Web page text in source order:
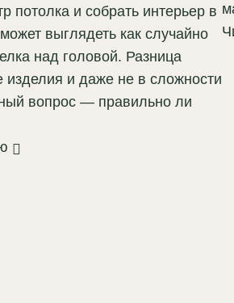
потолка и собрать интерьер в
выглядеть как случайно
над головой. Разница
изделия и даже не в сложности
вопрос — правильно ли